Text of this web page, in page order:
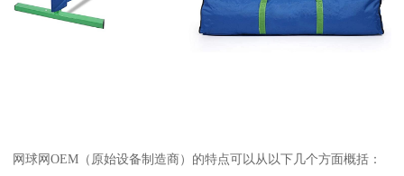
网球网OEM（原始设备制造商）的特点可以从以下几个方面概括：